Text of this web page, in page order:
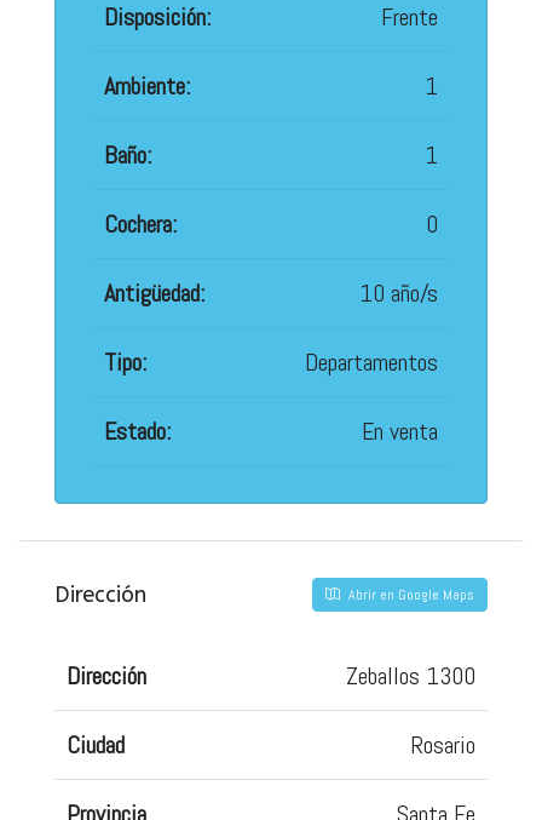
Disposición: Frente
Ambiente: 1
Baño: 1
Cochera: 0
Antigüedad: 10 año/s
Tipo: Departamentos
Estado: En venta
Dirección Abrir en Google Maps
Dirección Zeballos 1300
Ciudad Rosario